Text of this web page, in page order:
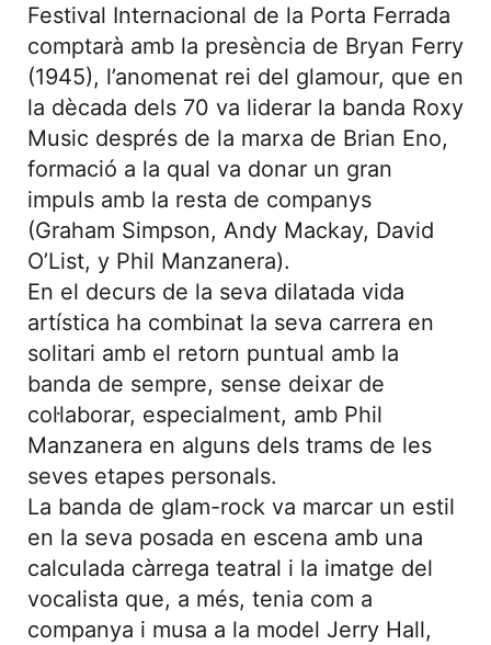
Festival Internacional de la Porta Ferrada
comptarà amb la presència de Bryan Ferry
(1945), l’anomenat rei del glamour, que en
la dècada dels 70 va liderar la banda Roxy
Music després de la marxa de Brian Eno,
formació a la qual va donar un gran
impuls amb la resta de companys
(Graham Simpson, Andy Mackay, David
O’List, y Phil Manzanera).
En el decurs de la seva dilatada vida
artística ha combinat la seva carrera en
solitari amb el retorn puntual amb la
banda de sempre, sense deixar de
col·laborar, especialment, amb Phil
Manzanera en alguns dels trams de les
seves etapes personals.
La banda de glam-rock va marcar un estil
en la seva posada en escena amb una
calculada càrrega teatral i la imatge del
vocalista que, a més, tenia com a
companya i musa a la model Jerry Hall,